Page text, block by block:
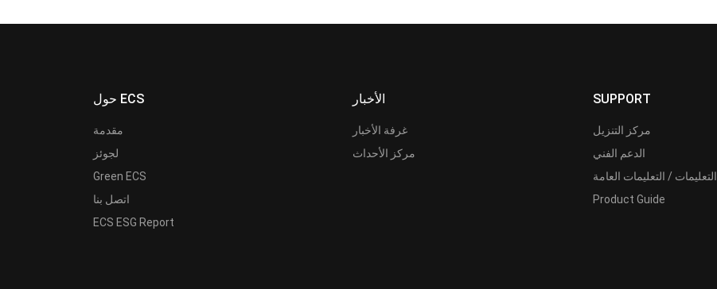
حول ECS
مقدمة
لجوئز
Green ECS
اتصل بنا
ECS ESG Report
الأخبار
غرفة الأخبار
مركز الأحداث
SUPPORT
مركز التنزيل
الدعم الفني
التعليمات / التعليمات العامة
Product Guide